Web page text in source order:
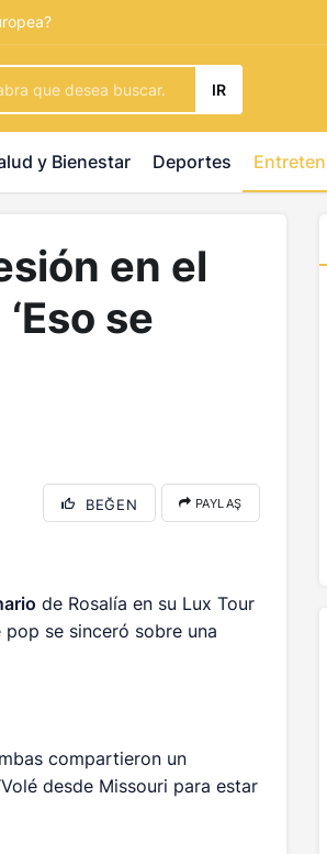
kralbet yeni giriş
IR
y Bienestar Deportes
en el
se
BEĞEN PAYLAŞ
de Rosalía en su Lux Tour
se sinceró sobre una
compartieron un
desde Missouri para estar